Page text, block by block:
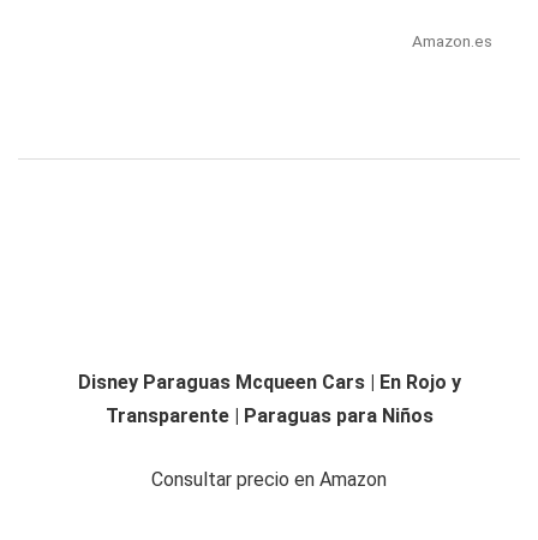
Amazon.es
Disney Paraguas Mcqueen Cars | En Rojo y
Transparente | Paraguas para Niños
Consultar precio en Amazon